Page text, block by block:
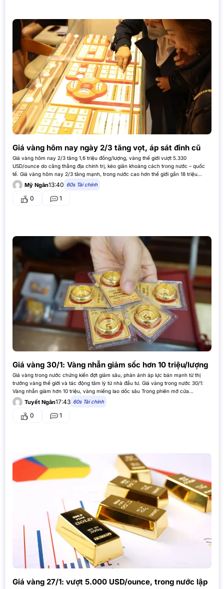
Giá vàng hôm nay ngày 2/3 tăng vọt, áp sát đỉnh cũ
Giá vàng hôm nay 2/3 tăng 1,6 triệu đồng/lượng, vàng thế giới vượt 5.330
USD/ounce do căng thẳng địa chính trị, kéo giãn khoảng cách trong nước – quốc
tế. Giá vàng hôm nay 2/3 tăng mạnh, trong nước cao hơn thế giới gần 18 triệu
đồng/lượng Giá vàng hôm…
Mỹ Ngân13:40 60s Tài chính
0 1
Giá vàng 30/1: Vàng nhẫn giảm sốc hơn 10 triệu/lượng
Giá vàng trong nước chứng kiến đợt giảm sâu, phản ánh áp lực bán mạnh từ thị
trường vàng thế giới và tác động tâm lý từ nhà đầu tư. Giá vàng trong nước 30/1:
Vàng nhẫn giảm hơn 10 triệu, vàng miếng lao dốc sâu Trong phiên mở cửa…
Tuyết Ngân17:43 60s Tài chính
0 1
Giá vàng 27/1: vượt 5.000 USD/ounce, trong nước lập